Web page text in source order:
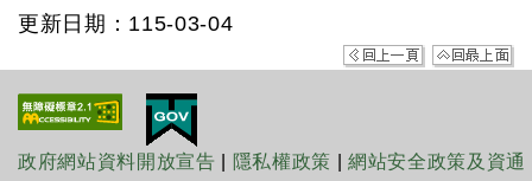
更新日期：115-03-04
政府網站資料開放宣告 隱私權政策 |網站安全政策及資通